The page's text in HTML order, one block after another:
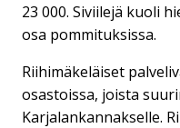
23 000. Siviilejä kuoli
osa pommituksissa.
Riihimäkeläiset
osastoissa, joista
Karjalankannakselle.